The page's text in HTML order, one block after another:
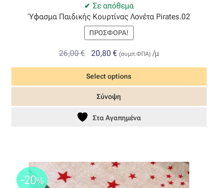
Σε απόθεμα
Ύφασμα Παιδικής Κουρτίνας Λονέτα Pirates.02
ΠΡΟΣΦΟΡΆ!
26,00€
Original
price
was:
26,00 €.
20,80€Η
τρέχουσα
τιμή
είναι:
20,80 €.
(συμπ.ΦΠΑ) /μ
Select options
Σύνοψη
Στα Αγαπημένα
-20%